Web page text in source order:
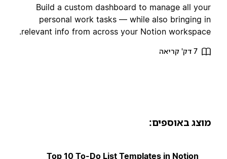
Build a custom dashboard to manage all
personal work tasks — while also bringing
relevant info from across your Notion
באוספים:
Top 10 To-Do List Templates in Notion